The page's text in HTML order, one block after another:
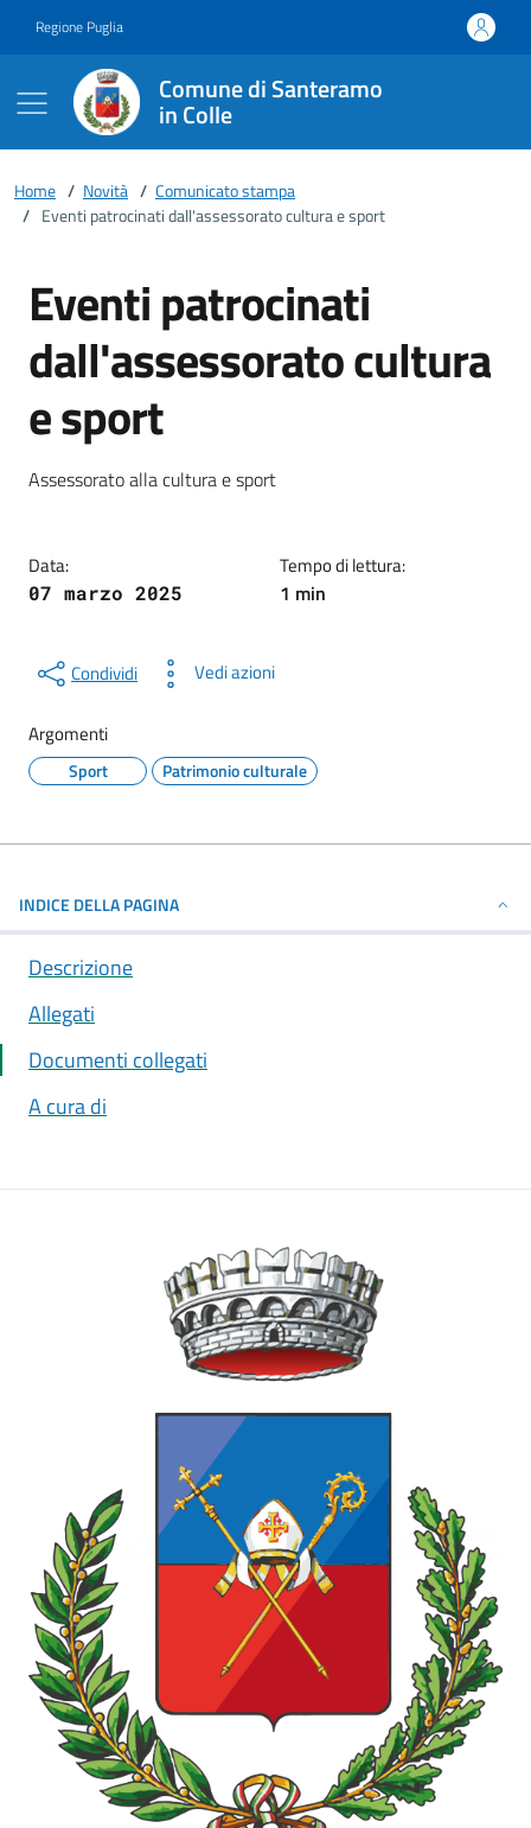
Regione Puglia
Comune di Santeramo
in Colle
Home / Novità / Comunicato stampa
/ Eventi patrocinati dall'assessorato cultura e sport
Eventi patrocinati
dall'assessorato cultura
e sport
Dettagli della notizia
Assessorato alla cultura e sport
Data:
07 marzo 2025
Tempo di lettura:
1 min
Condividi Vedi azioni
Argomenti
Sport Patrimonio culturale
INDICE DELLA PAGINA
Descrizione
Allegati
Documenti collegati
A cura di